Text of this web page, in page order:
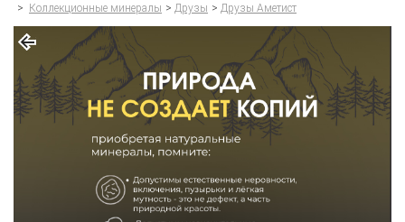
> Коллекционные минералы > Друзы > Друзы Аметист